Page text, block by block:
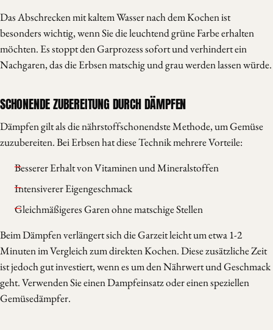
Das Abschrecken mit kaltem Wasser nach dem Kochen ist
besonders wichtig, wenn Sie die leuchtend grüne Farbe erhalten
möchten. Es stoppt den Garprozess sofort und verhindert ein
Nachgaren, das die Erbsen matschig und grau werden lassen würde.
SCHONENDE ZUBEREITUNG DURCH DÄMPFEN
Dämpfen gilt als die nährstoffschonendste Methode, um Gemüse
zuzubereiten. Bei Erbsen hat diese Technik mehrere Vorteile:
Besserer Erhalt von Vitaminen und Mineralstoffen
Intensiverer Eigengeschmack
Gleichmäßigeres Garen ohne matschige Stellen
Beim Dämpfen verlängert sich die Garzeit leicht um etwa 1-2
Minuten im Vergleich zum direkten Kochen. Diese zusätzliche Zeit
ist jedoch gut investiert, wenn es um den Nährwert und Geschmack
geht. Verwenden Sie einen Dampfeinsatz oder einen speziellen
Gemüsedämpfer.